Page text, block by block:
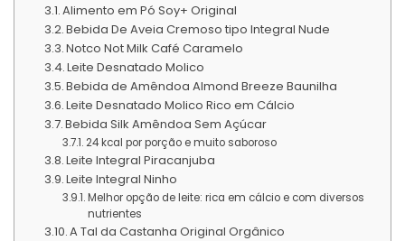
Alimento em Pó Soy+ Original
Bebida De Aveia Cremoso tipo Integral Nude
Notco Not Milk Café Caramelo
Leite Desnatado Molico
Bebida de Amêndoa Almond Breeze Baunilha
Leite Desnatado Molico Rico em Cálcio
Bebida Silk Amêndoa Sem Açúcar
24 kcal por porção e muito saboroso
Leite Integral Piracanjuba
Leite Integral Ninho
Melhor opção de leite: rica em cálcio e com diversos
nutrientes
A Tal da Castanha Original Orgânico